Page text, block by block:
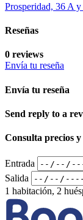
Prosperidad, 36 A
Reseñas
0 reviews
Envía tu reseña
Envía tu reseña
Send reply to a
Consulta precios
Entrada
Salida
1 habitación, 2